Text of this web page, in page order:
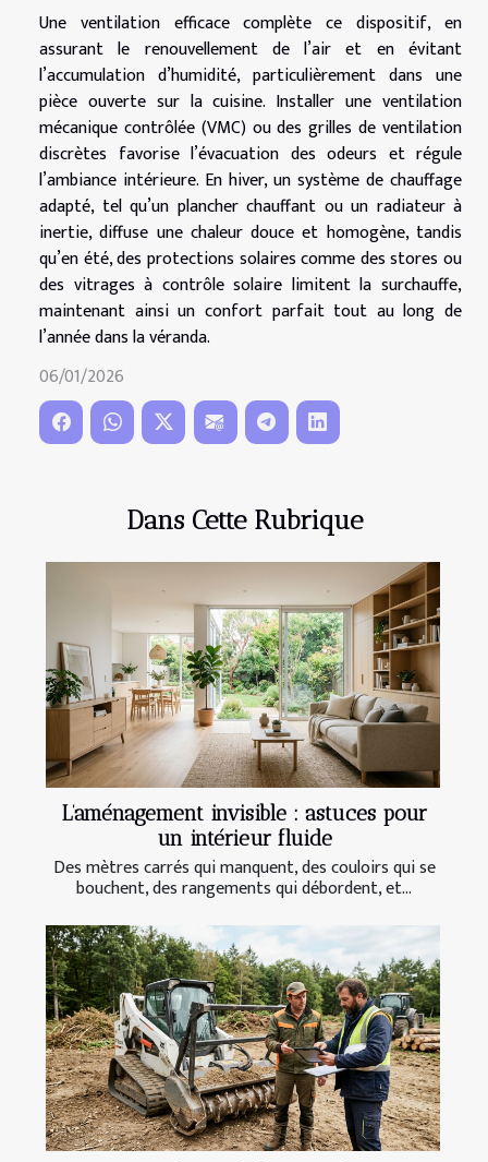
Dans Cette Rubrique
L’aménagement invisible : astuces pour
un intérieur fluide
Des mètres carrés qui manquent, des couloirs qui se
bouchent, des rangements qui débordent, et...
Une ventilation efficace complète ce dispositif, en
assurant le renouvellement de l’air et en évitant
l’accumulation d’humidité, particulièrement dans une
pièce ouverte sur la cuisine. Installer une ventilation
mécanique contrôlée (VMC) ou des grilles de ventilation
discrètes favorise l’évacuation des odeurs et régule
l’ambiance intérieure. En hiver, un système de chauffage
adapté, tel qu’un plancher chauffant ou un radiateur à
inertie, diffuse une chaleur douce et homogène, tandis
qu’en été, des protections solaires comme des stores ou
des vitrages à contrôle solaire limitent la surchauffe,
maintenant ainsi un confort parfait tout au long de
l’année dans la véranda.
06/01/2026